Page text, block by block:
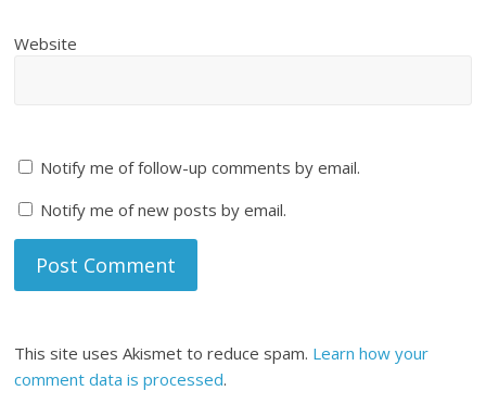
Website
Notify me of follow-up comments by email.
Notify me of new posts by email.
This site uses Akismet to reduce spam. Learn how your
comment data is processed.